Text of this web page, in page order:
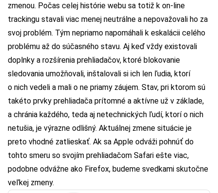
zmenou. Počas celej histórie webu sa totiž k on-line
trackingu stavali viac menej neutrálne a nepovažovali ho za
svoj problém. Tým nepriamo napomáhali k eskalácii celého
problému až do súčasného stavu. Aj keď vždy existovali
doplnky a rozšírenia prehliadačov, ktoré blokovanie
sledovania umožňovali, inštalovali si ich len ľudia, ktorí
o nich vedeli a mali o ne priamy záujem. Stav, pri ktorom sú
takéto prvky prehliadača prítomné a aktívne už v základe,
a chránia každého, teda aj netechnických ľudí, ktorí o nich
netušia, je výrazne odlišný. Aktuálnej zmene situácie je
preto vhodné zatlieskať. Ak sa Apple odváži pohnúť do
tohto smeru so svojím prehliadačom Safari ešte viac,
podobne odvážne ako Firefox, budeme svedkami skutočne
veľkej zmeny.